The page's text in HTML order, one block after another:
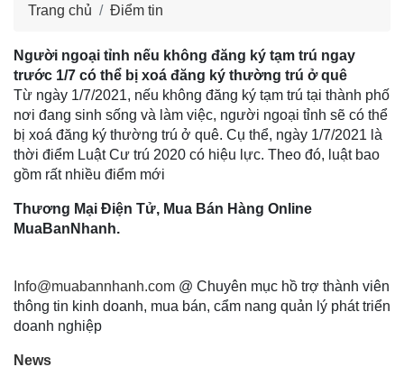
Trang chủ Điểm tin
Người ngoại tỉnh nếu không đăng ký tạm trú ngay
trước 1/7 có thể bị xoá đăng ký thường trú ở quê
Từ ngày 1/7/2021, nếu không đăng ký tạm trú tại thành phố
nơi đang sinh sống và làm việc, người ngoại tỉnh sẽ có thể
bị xoá đăng ký thường trú ở quê. Cụ thể, ngày 1/7/2021 là
thời điểm Luật Cư trú 2020 có hiệu lực. Theo đó, luật bao
gồm rất nhiều điểm mới
Thương Mại Điện Tử, Mua Bán Hàng Online
MuaBanNhanh.
Info@muabannhanh.com @ Chuyên mục hồ trợ thành viên
thông tin kinh doanh, mua bán, cẩm nang quản lý phát triển
doanh nghiệp
News